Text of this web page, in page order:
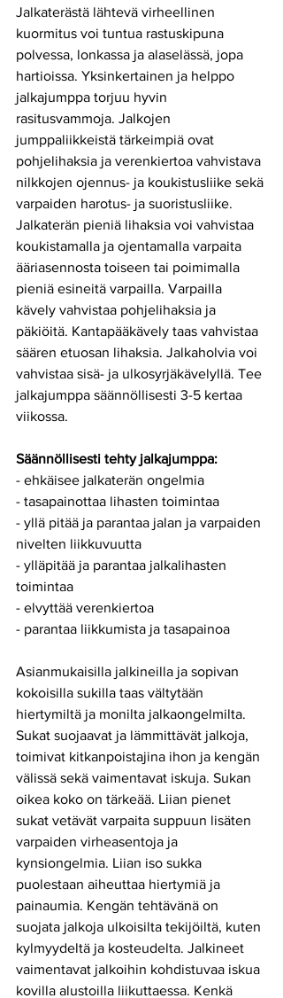
Jalkaterästä lähtevä virheellinen
kuormitus voi tuntua rastuskipuna
polvessa, lonkassa ja alaselässä, jopa
hartioissa. Yksinkertainen ja helppo
jalkajumppa torjuu hyvin
rasitusvammoja. Jalkojen
jumppaliikkeistä tärkeimpiä ovat
pohjelihaksia ja verenkiertoa vahvistava
nilkkojen ojennus- ja koukistusliike sekä
varpaiden harotus- ja suoristusliike.
Jalkaterän pieniä lihaksia voi vahvistaa
koukistamalla ja ojentamalla varpaita
ääriasennosta toiseen tai poimimalla
pieniä esineitä varpailla. Varpailla
kävely vahvistaa pohjelihaksia ja
päkiöitä. Kantapääkävely taas vahvistaa
säären etuosan lihaksia. Jalkaholvia voi
vahvistaa sisä- ja ulkosyrjäkävelyllä. Tee
jalkajumppa säännöllisesti 3-5 kertaa
viikossa.
Säännöllisesti tehty jalkajumppa:
- ehkäisee jalkaterän ongelmia
- tasapainottaa lihasten toimintaa
- yllä pitää ja parantaa jalan ja varpaiden
nivelten liikkuvuutta
- ylläpitää ja parantaa jalkalihasten
toimintaa
- elvyttää verenkiertoa
- parantaa liikkumista ja tasapainoa
Asianmukaisilla jalkineilla ja sopivan
kokoisilla sukilla taas vältytään
hiertymiltä ja monilta jalkaongelmilta.
Sukat suojaavat ja lämmittävät jalkoja,
toimivat kitkanpoistajina ihon ja kengän
välissä sekä vaimentavat iskuja. Sukan
oikea koko on tärkeää. Liian pienet
sukat vetävät varpaita suppuun lisäten
varpaiden virheasentoja ja
kynsiongelmia. Liian iso sukka
puolestaan aiheuttaa hiertymiä ja
painaumia. Kengän tehtävänä on
suojata jalkoja ulkoisilta tekijöiltä, kuten
kylmyydeltä ja kosteudelta. Jalkineet
vaimentavat jalkoihin kohdistuvaa iskua
kovilla alustoilla liikuttaessa. Kenkä